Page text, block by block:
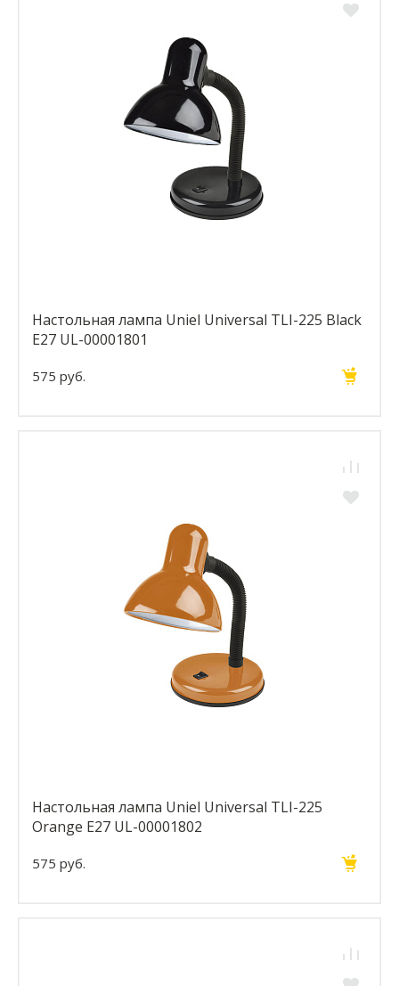
Настольная лампа Uniel Universal TLI-225 Black
E27 UL-00001801
575 руб.
Настольная лампа Uniel Universal TLI-225
Orange E27 UL-00001802
575 руб.